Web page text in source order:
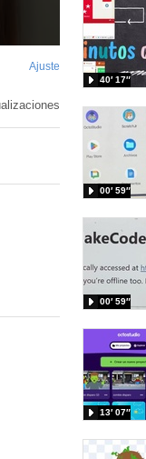
Ajuste
pantalla
40′ 17″
00′ 59″
00′ 59″
13′ 07″